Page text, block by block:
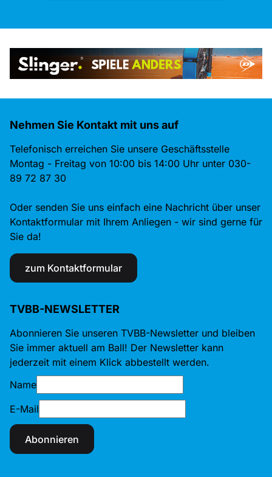
Nehmen Sie Kontakt mit uns auf
Telefonisch erreichen Sie unsere Geschäftsstelle
Montag - Freitag von 10:00 bis 14:00 Uhr unter 030-
89 72 87 30
Oder senden Sie uns einfach eine Nachricht über unser
Kontaktformular mit Ihrem Anliegen - wir sind gerne für
Sie da!
zum Kontaktformular
TVBB-NEWSLETTER
Abonnieren Sie unseren TVBB-Newsletter und bleiben
Sie immer aktuell am Ball! Der Newsletter kann
jederzeit mit einem Klick abbestellt werden.
Name
E-Mail
Abonnieren